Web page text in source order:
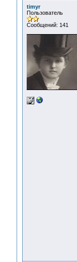
timyr
Пользователь
Сообщений: 141